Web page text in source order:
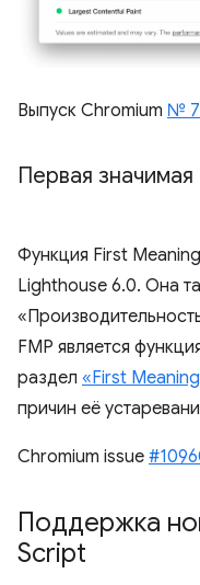
Выпуск Chromium №
Первая
Функция First
Lighthouse 6.0. Она
FMP является
раздел «First
причин её
Chromium issue
Поддержка
Script